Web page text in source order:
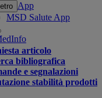
App
MSD Salute App
articolo
bibliografica
e segnalazioni
stabilità prodotti